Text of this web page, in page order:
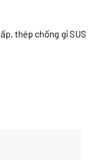
thép chống gỉ SUS